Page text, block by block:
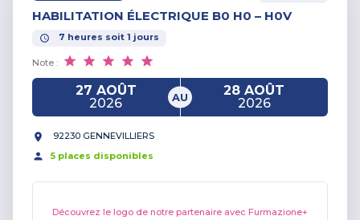
HABILITATION ÉLECTRIQUE B0 H0 – H0V
7 heures soit 1 jours
Note :
27 AOÛT
2026
AU
28 AOÛT
2026
92230 GENNEVILLIERS
5 places disponibles
Découvrez le logo de notre partenaire avec Furmazione+